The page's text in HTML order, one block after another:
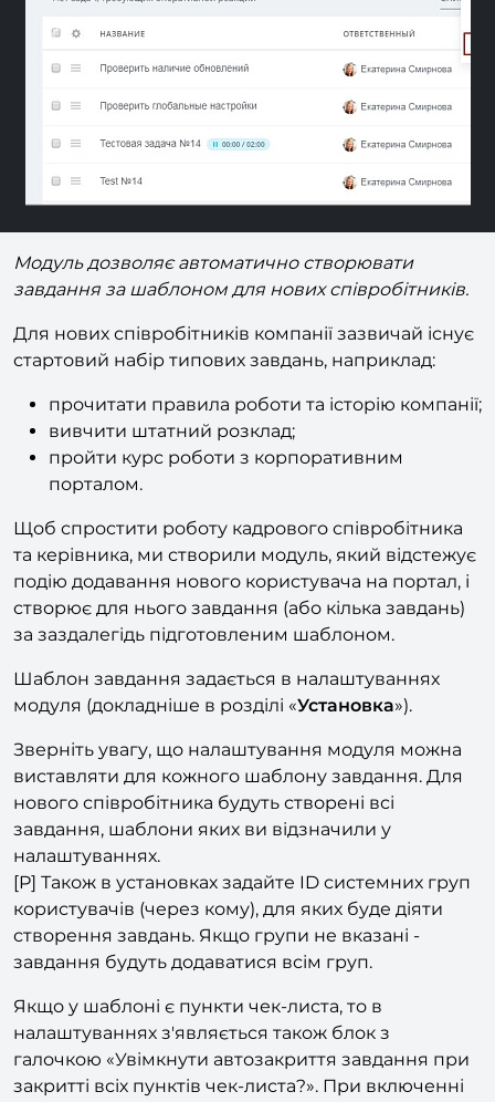
Previous
Модуль дозволяє автоматично створювати
завдання за шаблоном для нових співробітників.
Для нових співробітників компанії зазвичай існує
стартовий набір типових завдань, наприклад:
прочитати правила роботи та історію компанії;
вивчити штатний розклад;
пройти курс роботи з корпоративним
порталом.
Щоб спростити роботу кадрового співробітника
та керівника, ми створили модуль, який відстежує
подію додавання нового користувача на портал, і
створює для нього завдання (або кілька завдань)
за заздалегідь підготовленим шаблоном.
Шаблон завдання задається в налаштуваннях
модуля (докладніше в розділі «Установка »).
Зверніть увагу, що налаштування модуля можна
виставляти для кожного шаблону завдання. Для
нового співробітника будуть створені всі
завдання, шаблони яких ви відзначили у
налаштуваннях.
[P] Також в установках задайте ID системних груп
користувачів (через кому), для яких буде діяти
створення завдань. Якщо групи не вказані -
завдання будуть додаватися всім груп.
Якщо у шаблоні є пункти чек-листа, то в
налаштуваннях з'являється також блок з
галочкою «Увімкнути автозакриття завдання при